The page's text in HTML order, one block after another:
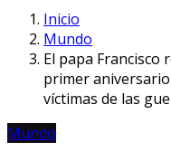
Inicio
Mundo
El papa Francisco
primer
víctimas de las
Mundo